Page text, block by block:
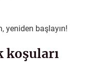
yeniden başlayın!
koşuları